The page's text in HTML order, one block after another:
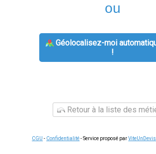
ou
Géolocalisez-moi
!
Retour à la liste des
CGU - Confidentialité- Service proposé par